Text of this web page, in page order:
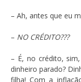
– Ah, antes que eu
– NO CRÉDITO???
– É, no crédito,
dinheiro parado?
filha! Com a